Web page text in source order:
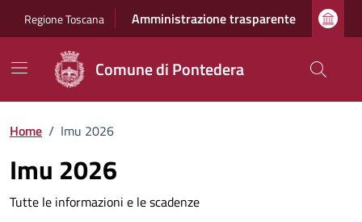
Regione Toscana Amministrazione trasparente
Comune di Pontedera
Home / Imu 2026
Imu 2026
Tutte le informazioni e le scadenze